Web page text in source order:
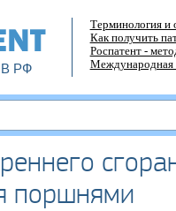
РФ
Терминология и
Как получить
Роспатент -
Международная
поршнями